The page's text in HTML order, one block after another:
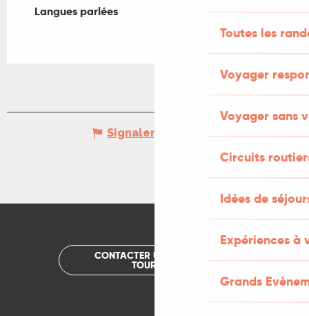
Toutes les
Voyager
Voyager sans
Circuits
Idées de
Expériences à
Grands
Langues parlées
Langues parlées
Signaler une erreur
CONTACTER UN OFFICE DE
TOURISME